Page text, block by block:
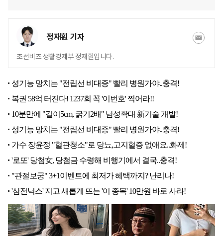
정재훤 기자
조선비즈 생활경제부 정재훤입니다.